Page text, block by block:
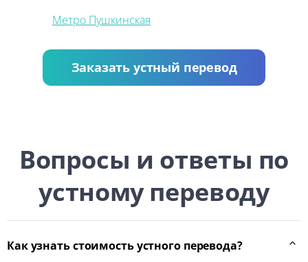
Метро Пушкинская
Заказать устный перевод
Вопросы и ответы по
устному переводу
Как узнать стоимость устного перевода?